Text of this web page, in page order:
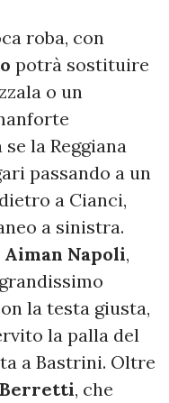
roba, con
potrà sostituire
o un
la Reggiana
passando a un
a Cianci,
a sinistra.
Aiman Napoli,
la testa giusta,
la palla del
a Bastrini. Oltre
Berretti, che